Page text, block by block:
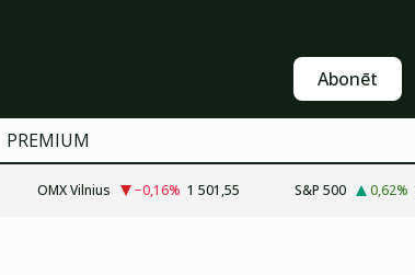
Abonēt
PREMIUM
OMX Vilnius −0,16% 1 501,55 S&P 500 0,62%